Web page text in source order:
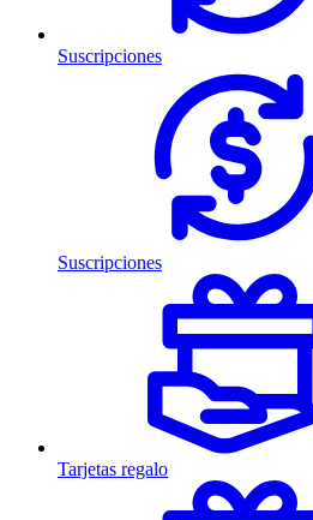
Suscripciones
Suscripciones
Tarjetas regalo